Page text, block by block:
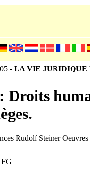
- LA VIE JURIDIQUE
Droits
Rudolf Steiner
FG